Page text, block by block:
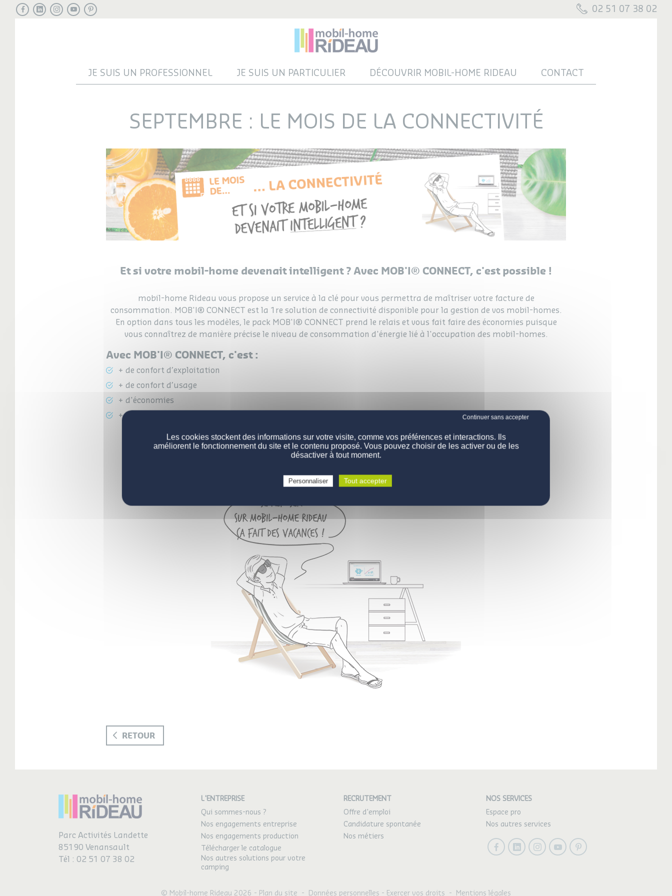
Facebook
LinkedInInstagram
YoutubePinterest
02 51 07 38 02
JE SUIS UN PROFESSIONNEL JE SUIS UN PARTICULIER DÉCOUVRIR MOBIL-HOME RIDEAU CONTACT
SEPTEMBRE : LE MOIS DE LA CONNECTIVITÉ
Et si votre mobil-home devenait intelligent ? Avec MOB'I® CONNECT, c'est possible !
mobil-home Rideau vous propose un service à la clé pour vous permettra de maîtriser votre facture de
consommation. MOB'I® CONNECT est la 1re solution de connectivité disponible pour la gestion de vos mobil-homes.
En option dans tous les modèles, le pack MOB'I® CONNECT prend le relais et vous fait faire des économies puisque
vous connaîtrez de manière précise le niveau de consommation d'énergie lié à l'occupation des mobil-homes.
Avec MOB'I® CONNECT, c'est :
+ de confort d’exploitation
+ de confort d’usage
+ d'économies
+ de sécurité
EN SAVOIR PLUS SUR L'OFFRE MOB'I® CONNECT
RETOUR
Parc Activités Landette
85190 Venansault
Tél : 02 51 07 38 02
L'ENTREPRISE
Qui sommes-nous ?
Nos engagements entreprise
Nos engagements production
Télécharger le catalogue
Nos autres solutions pour votre
camping
RECRUTEMENT
Offre d'emploi
Candidature spontanée
Nos métiers
NOS SERVICES
Espace pro
Nos autres services
FacebookLinkedInInstagram
YoutubePinterest
© Mobil-home Rideau 2026 - Plan du site - Données personnelles - Exercer vos droits - Mentions légales
Les cookies stockent des informations sur votre visite, comme vos préférences et interactions. Ils
améliorent le fonctionnement du site et le contenu proposé. Vous pouvez choisir de les activer ou de les
désactiver à tout moment.
Tout accepter
Personnaliser